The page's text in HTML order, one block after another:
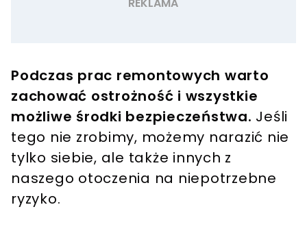
Podczas prac remontowych warto
zachować ostrożność i wszystkie
możliwe środki bezpieczeństwa. Jeśli
tego nie zrobimy, możemy narazić nie
tylko siebie, ale także innych z
naszego otoczenia na niepotrzebne
ryzyko.